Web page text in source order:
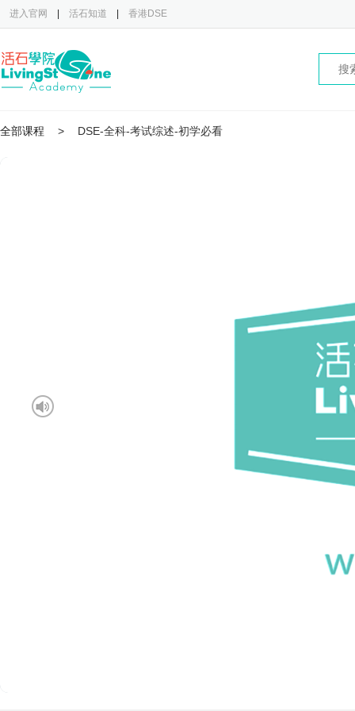
进入官网 活石知道 香港DSE
全部课程 > DSE-全科-考试综述-初学必看